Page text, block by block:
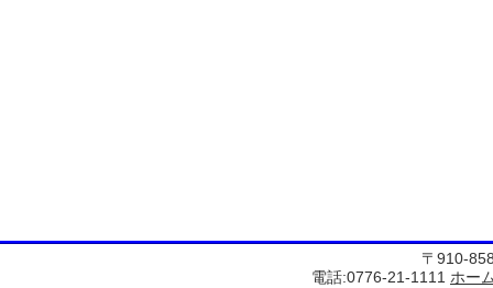
〒910-
電話:0776-21-1111 ホー